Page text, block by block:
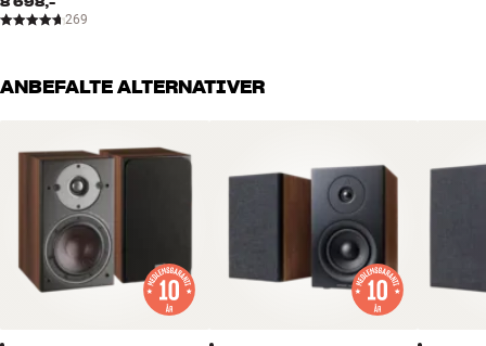
269
ANBEFALTE ALTERNATIVER